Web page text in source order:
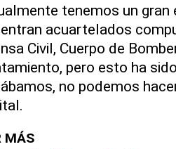
tenemos un
acuartelados
Civil, Cuerpo de
pero esto ha
no podemos
MÁS